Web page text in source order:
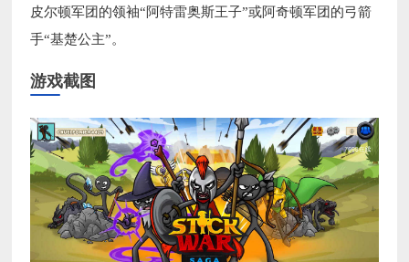
皮尔顿军团的领袖“阿特雷奥斯王子”或阿奇顿军团的弓箭
手“基楚公主”。
游戏截图